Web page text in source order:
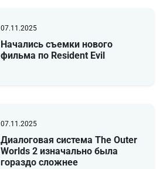
07.11.2025
Начались съемки нового
фильма по Resident Evil
07.11.2025
Диалоговая система The Outer
Worlds 2 изначально была
гораздо сложнее